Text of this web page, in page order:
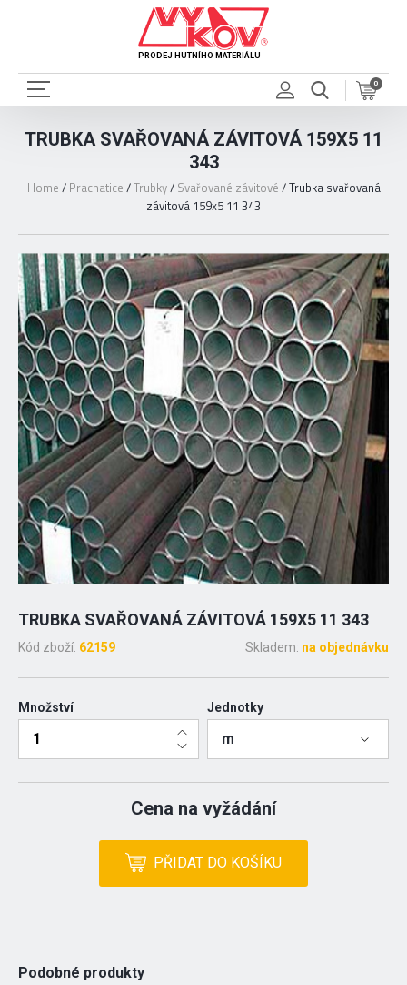
PRODEJ HUTNÍHO MATERIÁLU
0
TRUBKA SVAŘOVANÁ ZÁVITOVÁ 159X5 11
343
Home / Prachatice /Trubky/ Svařované závitové /Trubka svařovaná
závitová 159x5 11 343
TRUBKA SVAŘOVANÁ ZÁVITOVÁ 159X5 11 343
Kód zboží: 62159 Skladem: na objednávku
Množství Jednotky
m
Cena na vyžádání
PŘIDAT DO KOŠÍKU
Podobné produkty